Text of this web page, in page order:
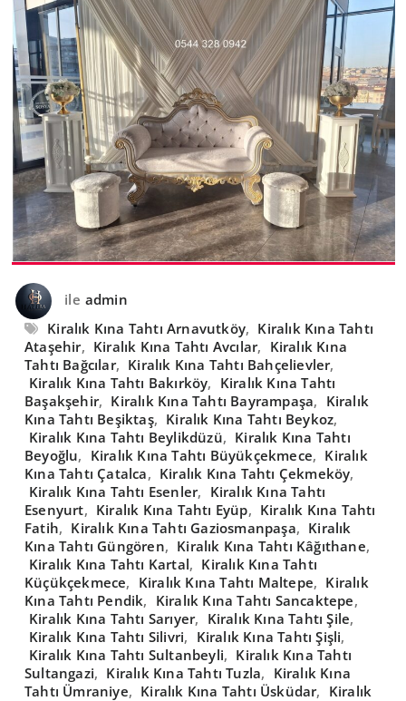
ile admin
Kiralık Kına Tahtı Arnavutköy, Kiralık Kına Tahtı
Ataşehir, Kiralık Kına Tahtı Avcılar, Kiralık Kına
Tahtı Bağcılar, Kiralık Kına Tahtı Bahçelievler,
Kiralık Kına Tahtı Bakırköy, Kiralık Kına Tahtı
Başakşehir, Kiralık Kına Tahtı Bayrampaşa, Kiralık
Kına Tahtı Beşiktaş, Kiralık Kına Tahtı Beykoz,
Kiralık Kına Tahtı Beylikdüzü, Kiralık Kına Tahtı
Beyoğlu, Kiralık Kına Tahtı Büyükçekmece, Kiralık
Kına Tahtı Çatalca, Kiralık Kına Tahtı Çekmeköy,
Kiralık Kına Tahtı Esenler, Kiralık Kına Tahtı
Esenyurt, Kiralık Kına Tahtı Eyüp, Kiralık Kına Tahtı
Fatih, Kiralık Kına Tahtı Gaziosmanpaşa, Kiralık
Kına Tahtı Güngören, Kiralık Kına Tahtı Kâğıthane,
Kiralık Kına Tahtı Kartal, Kiralık Kına Tahtı
Küçükçekmece, Kiralık Kına Tahtı Maltepe, Kiralık
Kına Tahtı Pendik, Kiralık Kına Tahtı Sancaktepe,
Kiralık Kına Tahtı Sarıyer, Kiralık Kına Tahtı Şile,
Kiralık Kına Tahtı Silivri, Kiralık Kına Tahtı Şişli,
Kiralık Kına Tahtı Sultanbeyli, Kiralık Kına Tahtı
Sultangazi, Kiralık Kına Tahtı Tuzla, Kiralık Kına
Tahtı Ümraniye, Kiralık Kına Tahtı Üsküdar, Kiralık